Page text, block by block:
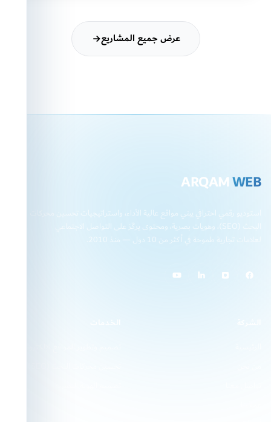
عرض جميع المشاريع
ARQAMWEB
استوديو رقمي احترافي يبني مواقع عالية الأداء، واستراتيجيات تحسين محركات
البحث (SEO)، وهويات بصرية، ومحتوى يركّز على التواصل الاجتماعي
لعلامات تجارية طموحة في أكثر من 10 دول — منذ 2010.